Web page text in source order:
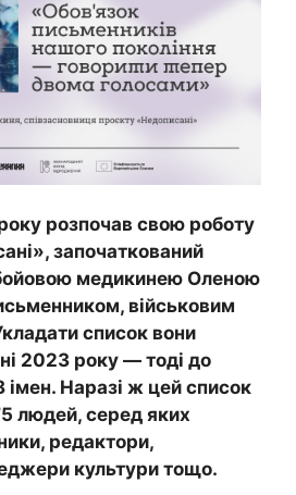
розпочав свою роботу
започаткований
медикинею Оленою
військовим
список вони
2023 року — тоді до
імен. Наразі ж цей список
людей, серед яких
редактори,
культури тощо.